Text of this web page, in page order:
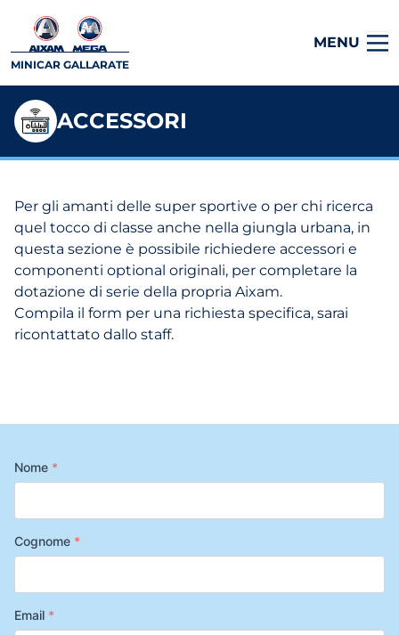
MINICAR GALLARATE
MENU
ACCESSORI
Per gli amanti delle super sportive o per chi ricerca
quel tocco di classe anche nella giungla urbana, in
questa sezione è possibile richiedere accessori e
componenti optional originali, per completare la
dotazione di serie della propria Aixam.
Compila il form per una richiesta specifica, sarai
ricontattato dallo staff.
Nome *
Cognome *
Email *